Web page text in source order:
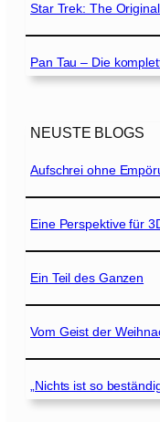
Star Trek: The
Pan Tau – Die
NEUSTE BLOGS
Aufschrei ohne
Eine Perspektive für
Ein Teil des Ganzen
Vom Geist der
„Nichts ist so